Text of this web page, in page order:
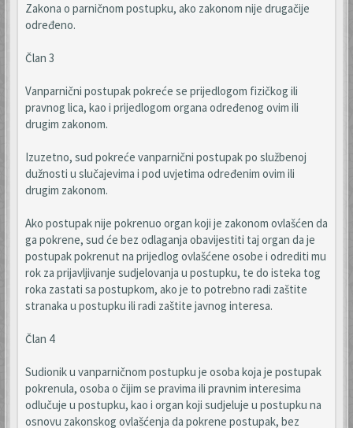
Zakona o parničnom postupku, ako zakonom nije drugačije
određeno.
Član 3
Vanparnični postupak pokreće se prijedlogom fizičkog ili
pravnog lica, kao i prijedlogom organa određenog ovim ili
drugim zakonom.
Izuzetno, sud pokreće vanparnični postupak po službenoj
dužnosti u slučajevima i pod uvjetima određenim ovim ili
drugim zakonom.
Ako postupak nije pokrenuo organ koji je zakonom ovlašćen da
ga pokrene, sud će bez odlaganja obavijestiti taj organ da je
postupak pokrenut na prijedlog ovlašćene osobe i odrediti mu
rok za prijavljivanje sudjelovanja u postupku, te do isteka tog
roka zastati sa postupkom, ako je to potrebno radi zaštite
stranaka u postupku ili radi zaštite javnog interesa.
Član 4
Sudionik u vanparničnom postupku je osoba koja je postupak
pokrenula, osoba o čijim se pravima ili pravnim interesima
odlučuje u postupku, kao i organ koji sudjeluje u postupku na
osnovu zakonskog ovlašćenja da pokrene postupak, bez